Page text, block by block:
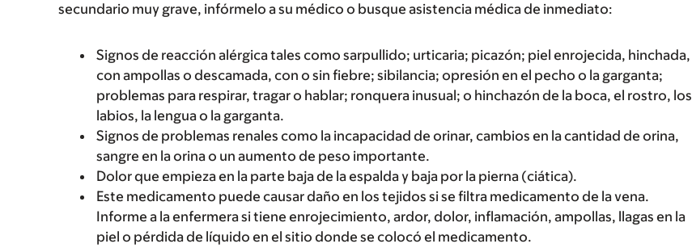
secundario muy grave, infórmelo a su médico o busque asistencia médica de inmediato:
Signos de reacción alérgica tales como sarpullido; urticaria; picazón; piel enrojecida, hinchada,
con ampollas o descamada, con o sin fiebre; sibilancia; opresión en el pecho o la garganta;
problemas para respirar, tragar o hablar; ronquera inusual; o hinchazón de la boca, el rostro, los
labios, la lengua o la garganta.
Signos de problemas renales como la incapacidad de orinar, cambios en la cantidad de orina,
sangre en la orina o un aumento de peso importante.
Dolor que empieza en la parte baja de la espalda y baja por la pierna (ciática).
Este medicamento puede causar daño en los tejidos si se filtra medicamento de la vena.
Informe a la enfermera si tiene enrojecimiento, ardor, dolor, inflamación, ampollas, llagas en la
piel o pérdida de líquido en el sitio donde se colocó el medicamento.